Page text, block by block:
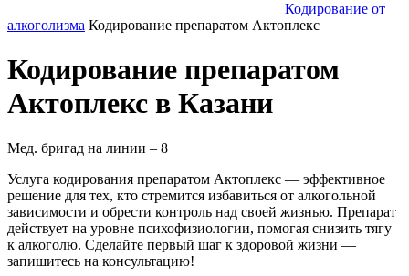
Кодирование от
алкоголизма Кодирование препаратом Актоплекс
Кодирование препаратом
Актоплекс в Казани
Мед. бригад на линии – 8
Услуга кодирования препаратом Актоплекс — эффективное
решение для тех, кто стремится избавиться от алкогольной
зависимости и обрести контроль над своей жизнью. Препарат
действует на уровне психофизиологии, помогая снизить тягу
к алкоголю. Сделайте первый шаг к здоровой жизни —
запишитесь на консультацию!